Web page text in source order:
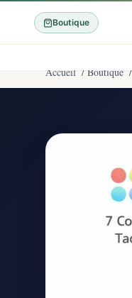
Boutique
Accueil / Boutique /